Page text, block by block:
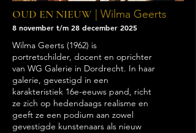
OUD EN NIEUW | Wilma Geerts
8 november t/m 28 december 2025
Wilma Geerts (1962) is
portretschilder, docent en oprichter
van WG Galerie in Dordrecht. In haar
galerie, gevestigd in een
karakteristiek 16e-eeuws pand, richt
ze zich op hedendaags realisme en
geeft ze een podium aan zowel
gevestigde kunstenaars als nieuw